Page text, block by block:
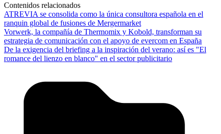
Contenidos relacionados
ATREVIA se consolida como la única consultora española en el
ranquin global de fusiones de Mergermarket
Vorwerk, la compañía de Thermomix y Kobold, transforman su
estrategia de comunicación con el apoyo de evercom en España
De la exigencia del briefing a la inspiración del verano: así es "El
romance del lienzo en blanco" en el sector publicitario